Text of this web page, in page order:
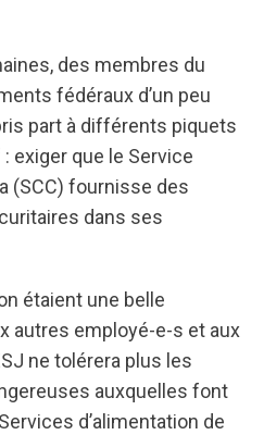
des membres du
fédéraux d’un peu
part à différents piquets
: exiger que le Service
(SCC) fournisse des
dans ses
étaient une belle
autres employé-e-s et aux
ne tolérera plus les
auxquelles font
d’alimentation de